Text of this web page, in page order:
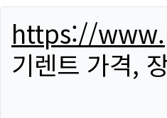
https://
기렌트 가격,